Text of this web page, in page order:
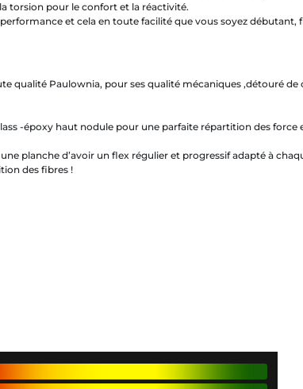
torsion pour le confort et la réactivité.
et cela en toute facilité que vous soyez débutant,
qualité Paulownia, pour ses qualité mécaniques ,détouré
-époxy haut nodule pour une parfaite répartition des
planche d’avoir un flex régulier et progressif adapté à
des fibres !